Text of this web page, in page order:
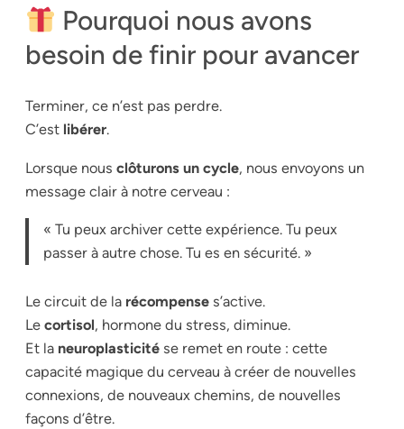
Pourquoi nous avons
besoin de finir pour avancer
Terminer, ce n’est pas perdre.
C’est libérer.
Lorsque nous clôturons un cycle, nous envoyons un
message clair à notre cerveau :
« Tu peux archiver cette expérience. Tu peux
passer à autre chose. Tu es en sécurité. »
Le circuit de la récompense s’active.
Le cortisol, hormone du stress, diminue.
Et la neuroplasticité se remet en route : cette
capacité magique du cerveau à créer de nouvelles
connexions, de nouveaux chemins, de nouvelles
façons d’être.